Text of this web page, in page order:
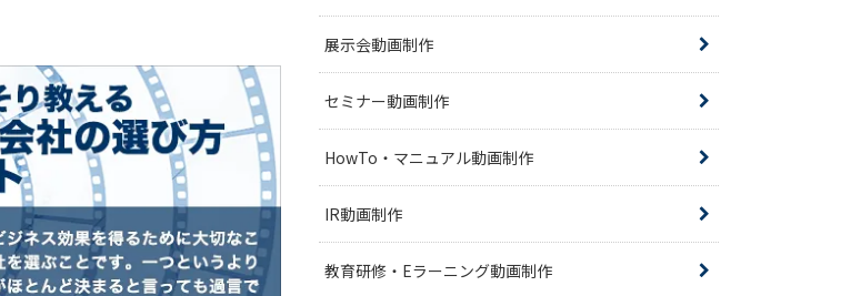
展示会動画制作
セミナー動画制作
HowTo・マニュアル動画制作
IR動画制作
教育研修・Eラーニング動画制作